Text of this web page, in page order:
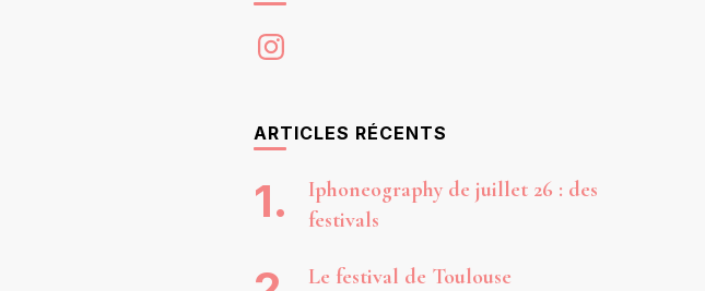
Instagram
ARTICLES RÉCENTS
Iphoneography de juillet 26 : des
festivals
Le festival de Toulouse